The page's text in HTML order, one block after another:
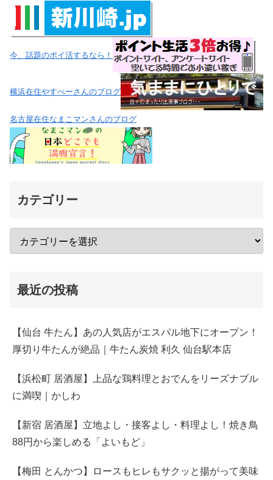
今、話題のポイ活するなら！
横浜在住やすべーさんのブログ
名古屋在住なまこマンさんのブログ
カテゴリー
最近の投稿
【仙台 牛たん】あの人気店がエスパル地下にオープン！
厚切り牛たんが絶品｜牛たん炭焼 利久 仙台駅本店
【浜松町 居酒屋】上品な鶏料理とおでんをリーズナブル
に満喫｜かしわ
【新宿 居酒屋】立地よし・接客よし・料理よし！焼き鳥
88円から楽しめる「よいもど」
【梅田 とんかつ】ロースもヒレもサクッと揚がって美味